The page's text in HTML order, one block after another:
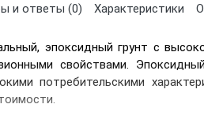
и ответы (0) Характеристики
эпоксидный грунт с
свойствами.
потребительскими